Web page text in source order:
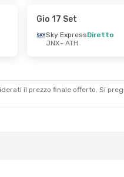
Gio 17 Set
Sky ExpressDiretto
JNX- ATH
il ​​prezzo finale offerto. Si